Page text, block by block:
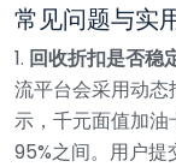
常见问题与实
1. 回收折扣是否稳
流平台会采用动
示，千元面值加
95%之间。用户